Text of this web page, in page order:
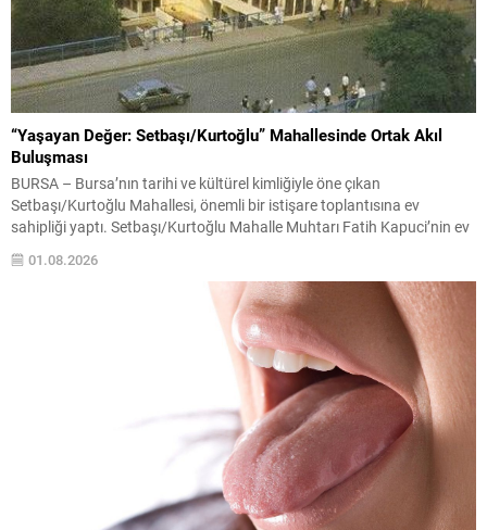
“Yaşayan Değer: Setbaşı/Kurtoğlu” Mahallesinde Ortak Akıl
Buluşması
BURSA – Bursa’nın tarihi ve kültürel kimliğiyle öne çıkan
Setbaşı/Kurtoğlu Mahallesi, önemli bir istişare toplantısına ev
sahipliği yaptı. Setbaşı/Kurtoğlu Mahalle Muhtarı Fatih Kapuci’nin ev
Davut Gürkan, Yıldırım Belediye Başkanı Oktay Yılmaz ve AK Parti
Yıldırım İlçe Başkanı İrfan Akkaya mahalleyi ziyaret ederek...
01.08.2026